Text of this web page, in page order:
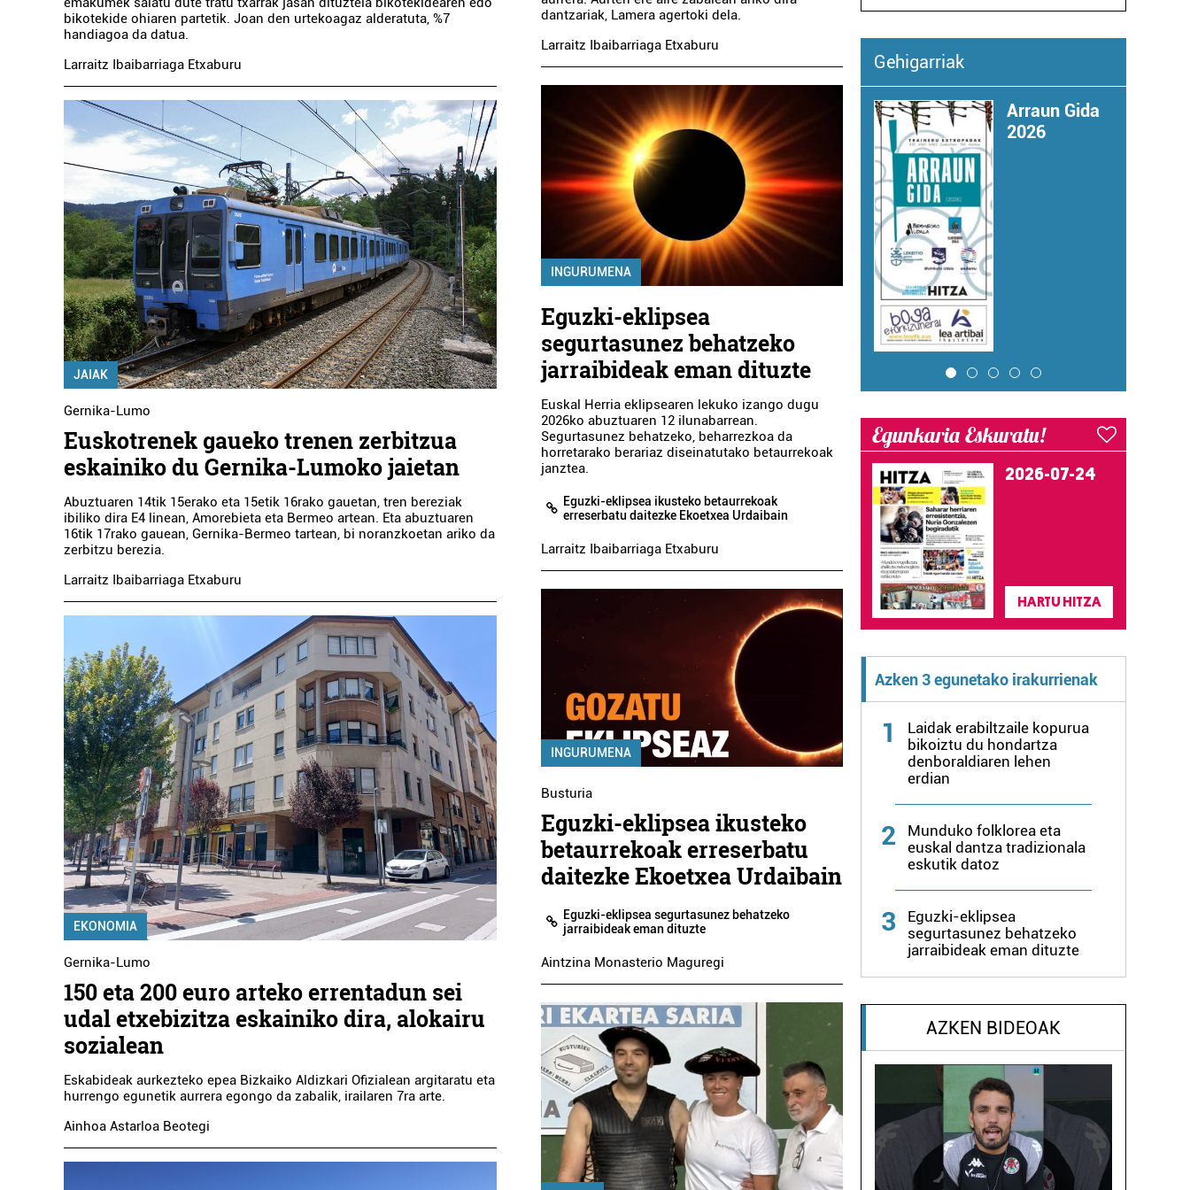
bikotekide ohiaren partetik. Joan den urtekoagaz alderatuta, %7
handiagoa da datua.
Larraitz Ibaibarriaga Etxaburu
JAIAK
Gernika-Lumo
Euskotrenek gaueko trenen zerbitzua
eskainiko du Gernika-Lumoko jaietan
Abuztuaren 14tik 15erako eta 15etik 16rako gauetan, tren bereziak
ibiliko dira E4 linean, Amorebieta eta Bermeo artean. Eta abuztuaren
16tik 17rako gauean, Gernika-Bermeo tartean, bi noranzkoetan ariko da
zerbitzu berezia.
Larraitz Ibaibarriaga Etxaburu
EKONOMIA
Gernika-Lumo
150 eta 200 euro arteko errentadun sei
udal etxebizitza eskainiko dira, alokairu
sozialean
Eskabideak aurkezteko epea Bizkaiko Aldizkari Ofizialean argitaratu eta
hurrengo egunetik aurrera egongo da zabalik, irailaren 7ra arte.
Ainhoa Astarloa Beotegi
dantzariak, Lamera agertoki dela.
Larraitz Ibaibarriaga Etxaburu
INGURUMENA
Eguzki-eklipsea
segurtasunez behatzeko
jarraibideak eman dituzte
Euskal Herria eklipsearen lekuko izango dugu
2026ko abuztuaren 12 ilunabarrean.
Segurtasunez behatzeko, beharrezkoa da
horretarako berariaz diseinatutako betaurrekoak
janztea.
Eguzki-eklipsea ikusteko betaurrekoak
erreserbatu daitezke Ekoetxea Urdaibain
Larraitz Ibaibarriaga Etxaburu
INGURUMENA
Busturia
Eguzki-eklipsea ikusteko
betaurrekoak erreserbatu
daitezke Ekoetxea Urdaibain
Eguzki-eklipsea segurtasunez behatzeko
jarraibideak eman dituzte
Aintzina Monasterio Maguregi
Gehigarriak
Kuttunak
udaberria
2026
Oreka
Arraun Gida
2026
Egunkaria Eskuratu!
2026-07-24
HARTU HITZA
Azken 3 egunetako irakurrienak
1
Laidak erabiltzaile kopurua
bikoiztu du hondartza
denboraldiaren lehen
erdian
2
Munduko folklorea eta
euskal dantza tradizionala
eskutik datoz
3
Eguzki-eklipsea
segurtasunez behatzeko
jarraibideak eman dituzte
AZKEN BIDEOAK